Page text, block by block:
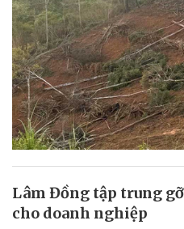
Lâm Đồng tập trung
cho doanh nghiệp